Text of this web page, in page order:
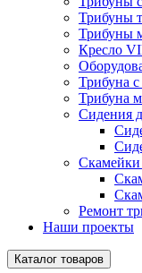
Трибуны
Трибуны
Кресло
Трибуна
Трибуна
Сидения
Скамейки
Ремонт
Наши проекты
Каталог товаров